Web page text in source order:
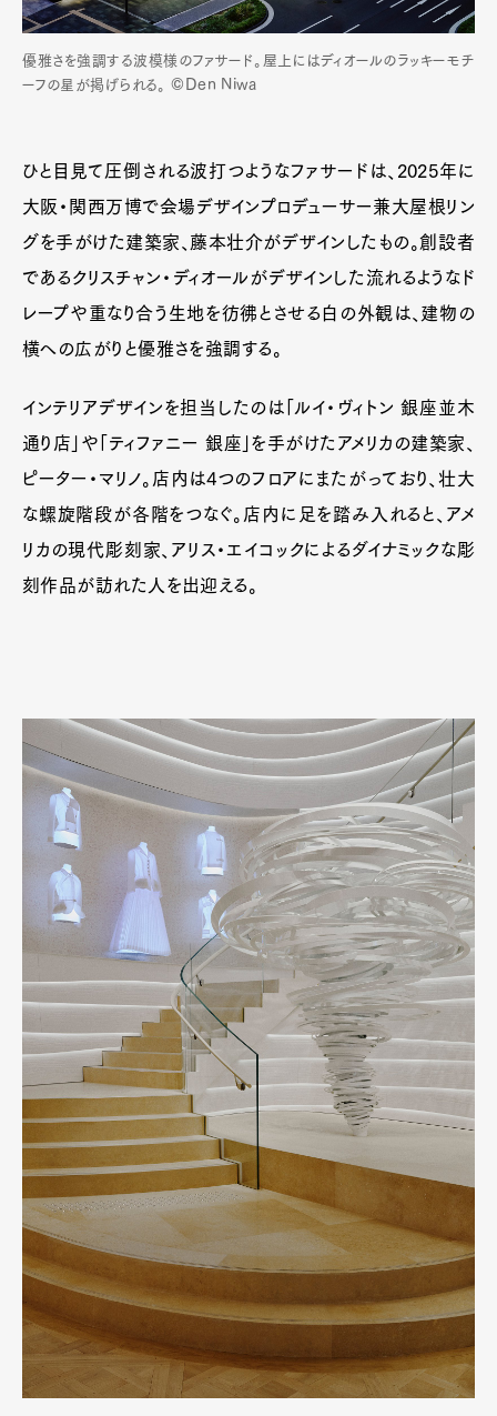
優雅さを強調する波模様のファサード。屋上にはディオールのラッキーモチ
ーフの星が掲げられる。
©Den Niwa
ひと目見て圧倒される波打つようなファサードは、2025年に
大阪・関西万博で会場デザインプロデューサー兼大屋根リン
グを手がけた建築家、藤本壮介がデザインしたもの。創設者
であるクリスチャン・ディオールがデザインした流れるようなド
レープや重なり合う生地を彷彿とさせる白の外観は、建物の
横への広がりと優雅さを強調する。
インテリアデザインを担当したのは「ルイ・ヴィトン 銀座並木
通り店」や「ティファニー 銀座」を手がけたアメリカの建築家、
ピーター・マリノ。店内は4つのフロアにまたがっており、壮大
な螺旋階段が各階をつなぐ。店内に足を踏み入れると、アメ
リカの現代彫刻家、アリス・エイコックによるダイナミックな彫
刻作品が訪れた人を出迎える。